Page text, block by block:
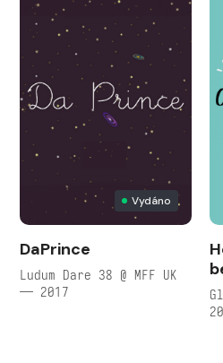
Vydáno
DaPrince
Ludum Dare 38 @ MFF UK
— 2017